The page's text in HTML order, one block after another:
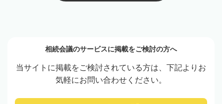
相続会議のサービスに掲載をご検討の方へ
当サイトに掲載をご検討されている方は、下記よりお
気軽にお問い合わせください。